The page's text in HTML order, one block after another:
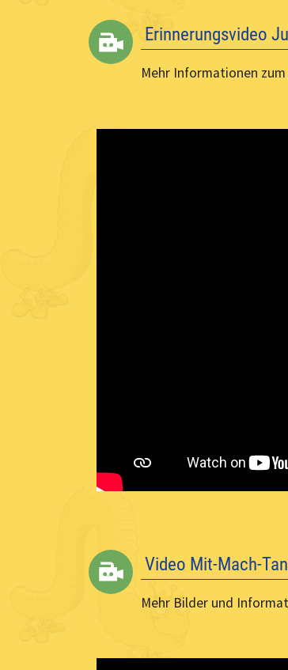
Erinnerungsvideo
Mehr Informationen zum
Video Mit-Mach-
Mehr Bilder und